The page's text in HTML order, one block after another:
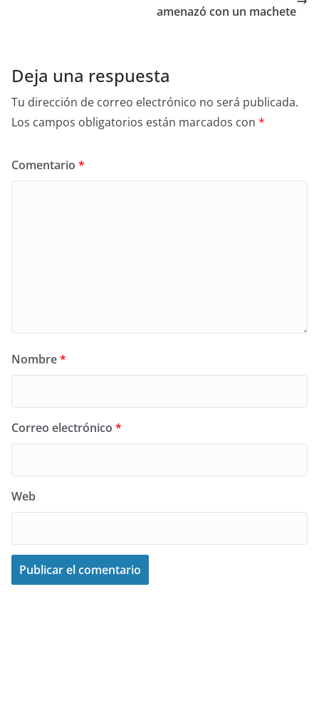
amenazó con un machete
Deja una respuesta
Tu dirección de correo electrónico no será publicada.
Los campos obligatorios están marcados con *
Comentario *
Nombre*
Correo electrónico *
Web